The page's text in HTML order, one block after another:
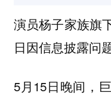
演员杨子家族旗
日因信息披露问
5月15日晚间，